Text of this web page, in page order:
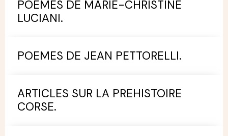
POEMES DE MARIE-CHRISTINE
LUCIANI.
POEMES DE JEAN PETTORELLI.
ARTICLES SUR LA PREHISTOIRE
CORSE.